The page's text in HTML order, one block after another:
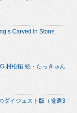
Carved In Stone
村松拓 続・たっきゅん
ダイジェスト版（厳選3